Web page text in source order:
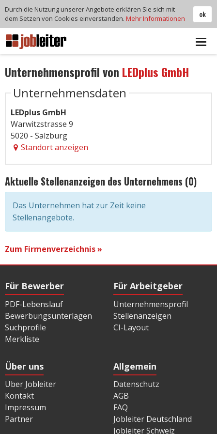
Unternehmensprofil von LEDplus GmbH
Unternehmensdaten
LEDplus GmbH
Warwitzstrasse 9
5020 - Salzburg
Standort anzeigen
Aktuelle Stellenanzeigen des Unternehmens (0)
Das Unternehmen hat zur Zeit keine
Stellenangebote.
Zum Firmenverzeichnis »
Für Bewerber
PDF-Lebenslauf
Bewerbungsunterlagen
Suchprofile
Merkliste
Für Arbeitgeber
Unternehmensprofil
Stellenanzeigen
CI-Layout
Über uns
Über Jobleiter
Kontakt
Impressum
Partner
Allgemein
Datenschutz
AGB
FAQ
Jobleiter Deutschland
Jobleiter Schweiz
ok
Durch die Nutzung unserer Angebote erklären Sie sich mit
dem Setzen von Cookies einverstanden. Mehr Informationen